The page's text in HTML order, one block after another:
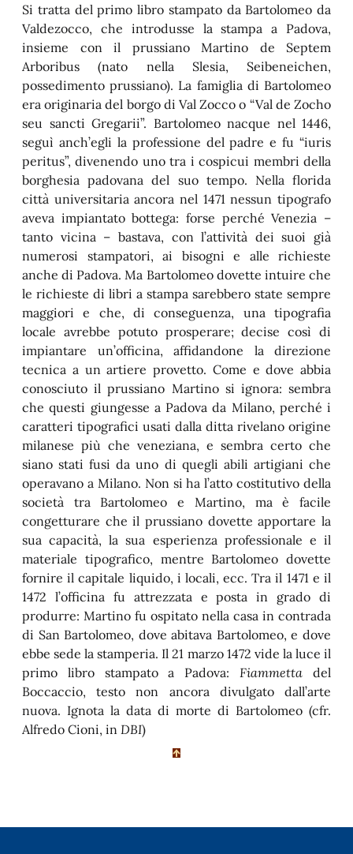
Si tratta del primo libro stampato da Bartolomeo da
Valdezocco, che introdusse la stampa a Padova,
insieme con il prussiano Martino de Septem
Arboribus (nato nella Slesia, Seibeneichen,
possedimento prussiano). La famiglia di Bartolomeo
era originaria del borgo di Val Zocco o “Val de Zocho
seu sancti Gregarii”. Bartolomeo nacque nel 1446,
seguì anch’egli la professione del padre e fu “iuris
peritus”, divenendo uno tra i cospicui membri della
borghesia padovana del suo tempo. Nella florida
città universitaria ancora nel 1471 nessun tipografo
aveva impiantato bottega: forse perché Venezia –
tanto vicina – bastava, con l’attività dei suoi già
numerosi stampatori, ai bisogni e alle richieste
anche di Padova. Ma Bartolomeo dovette intuire che
le richieste di libri a stampa sarebbero state sempre
maggiori e che, di conseguenza, una tipografia
locale avrebbe potuto prosperare; decise così di
impiantare un’officina, affidandone la direzione
tecnica a un artiere provetto. Come e dove abbia
conosciuto il prussiano Martino si ignora: sembra
che questi giungesse a Padova da Milano, perché i
caratteri tipografici usati dalla ditta rivelano origine
milanese più che veneziana, e sembra certo che
siano stati fusi da uno di quegli abili artigiani che
operavano a Milano. Non si ha l’atto costitutivo della
società tra Bartolomeo e Martino, ma è facile
congetturare che il prussiano dovette apportare la
sua capacità, la sua esperienza professionale e il
materiale tipografico, mentre Bartolomeo dovette
fornire il capitale liquido, i locali, ecc. Tra il 1471 e il
1472 l’officina fu attrezzata e posta in grado di
produrre: Martino fu ospitato nella casa in contrada
di San Bartolomeo, dove abitava Bartolomeo, e dove
ebbe sede la stamperia. Il 21 marzo 1472 vide la luce il
primo libro stampato a Padova: Fiammettadel
Boccaccio, testo non ancora divulgato dall’arte
nuova. Ignota la data di morte di Bartolomeo (cfr.
Alfredo Cioni, in DBI)